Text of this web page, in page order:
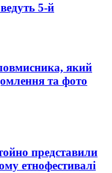
5-й
який
та фото
представили
етнофестивалі